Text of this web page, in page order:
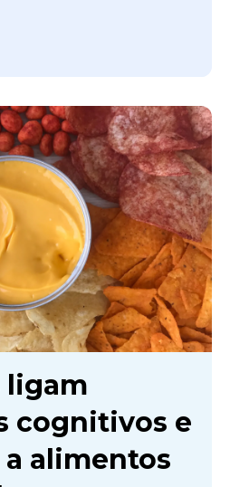
ligam
cognitivos e
alimentos